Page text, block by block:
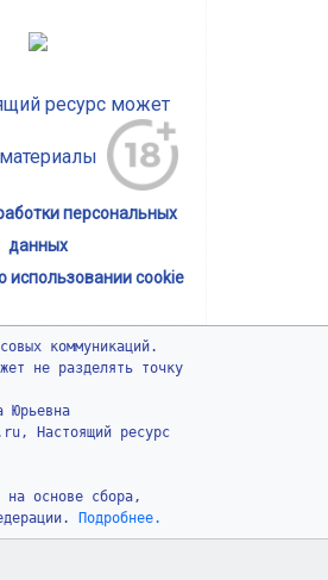
ресурс может
персональных
данных
использовании cookie
коммуникаций.
не разделять точку
Юрьевна
Настоящий ресурс
на основе сбора,
Подробнее.